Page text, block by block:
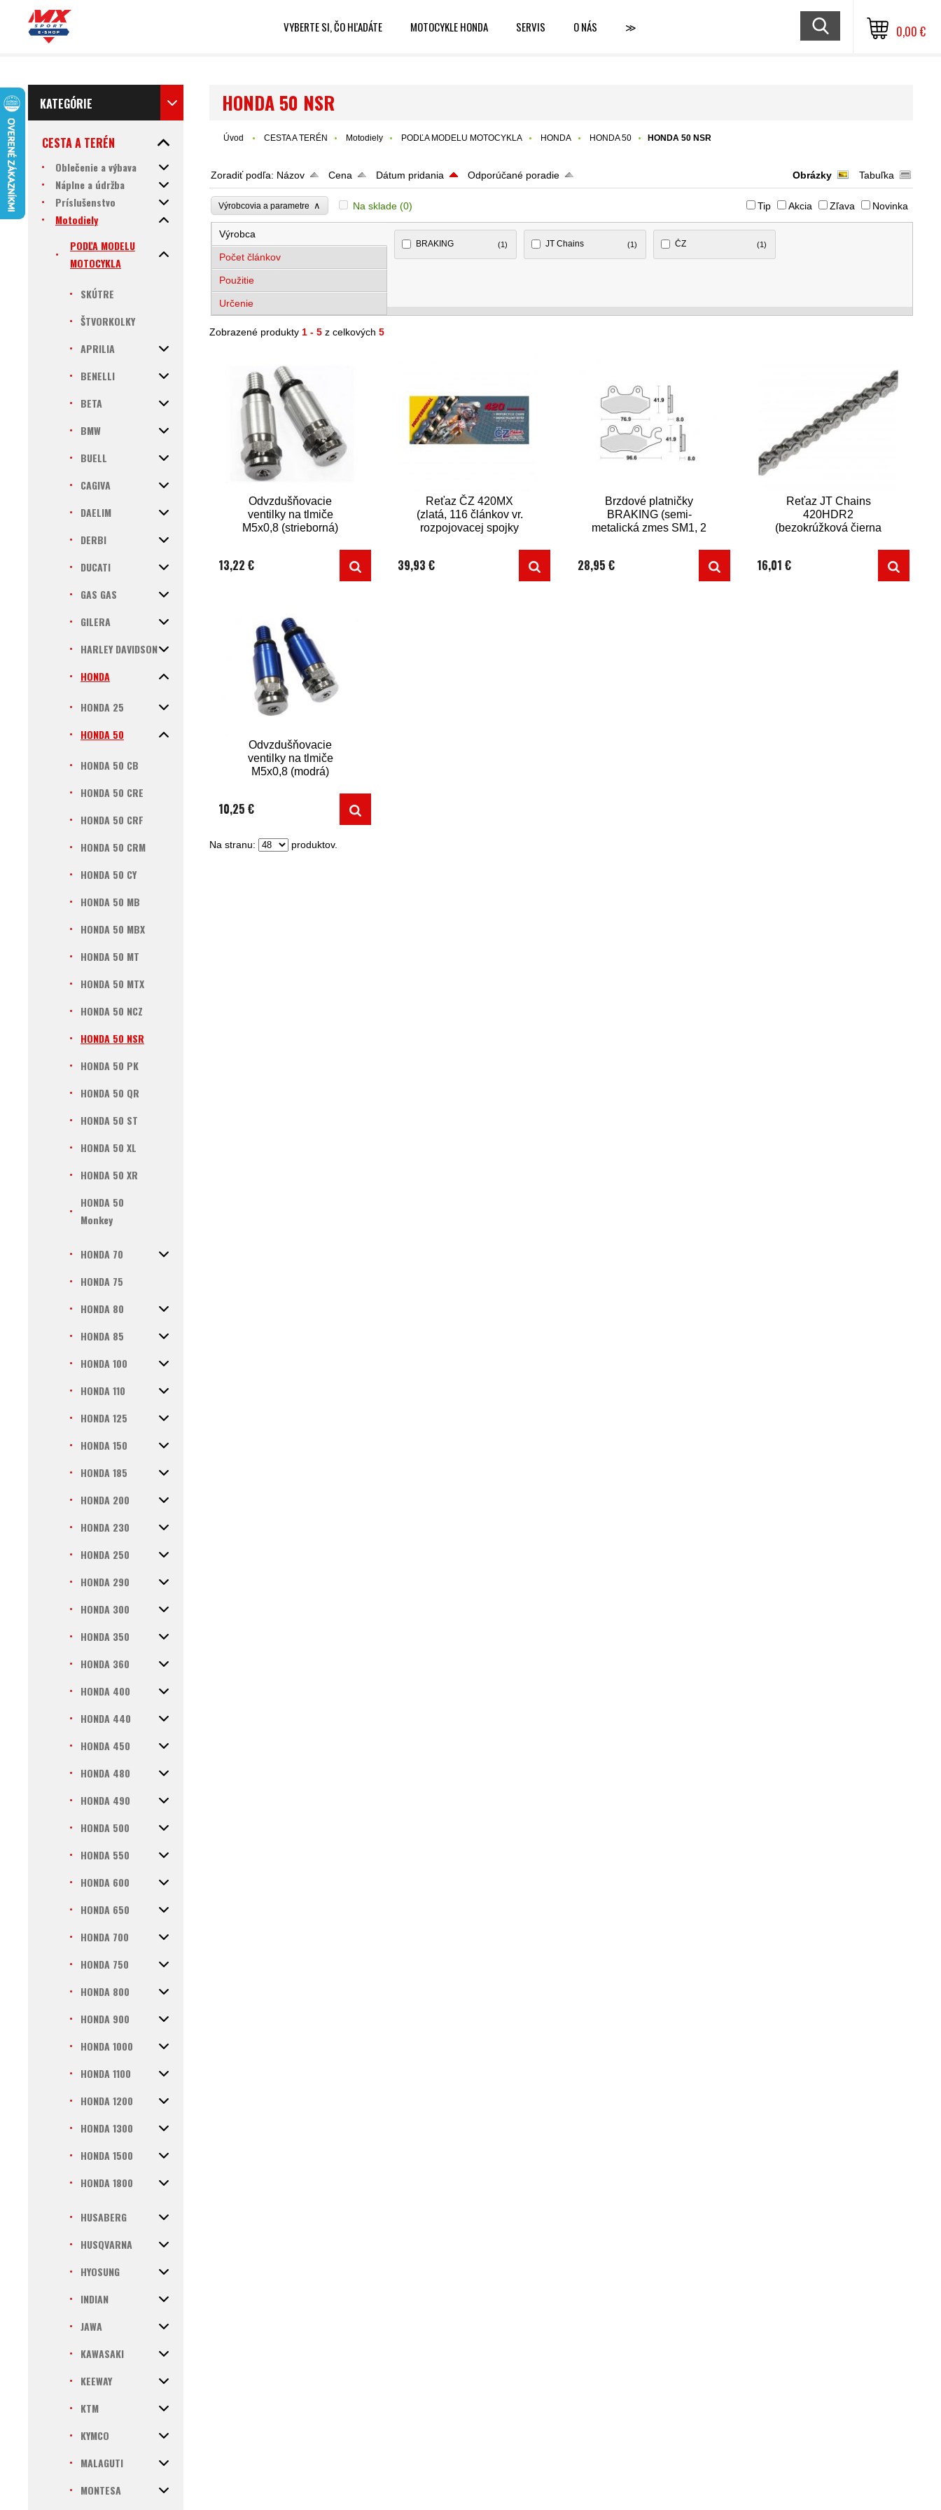
VYBERTE SI, ČO HĽADÁTE MOTOCYKLE HONDA SERVIS O NÁS ≫ 0,00 €
KATEGÓRIE
CESTA A TERÉN
Oblečenie a výbava
Náplne a údržba
Príslušenstvo
Motodiely
PODĽA MODELU
MOTOCYKLA
SKÚTRE
ŠTVORKOLKY
APRILIA
BENELLI
BETA
BMW
BUELL
CAGIVA
DAELIM
DERBI
DUCATI
GAS GAS
GILERA
HARLEY DAVIDSON
HONDA
HONDA 25
HONDA 50
HONDA 50 CB
HONDA 50 CRE
HONDA 50 CRF
HONDA 50 CRM
HONDA 50 CY
HONDA 50 MB
HONDA 50 MBX
HONDA 50 MT
HONDA 50 MTX
HONDA 50 NCZ
HONDA 50 NSR
HONDA 50 PK
HONDA 50 QR
HONDA 50 ST
HONDA 50 XL
HONDA 50 XR
HONDA 50
Monkey
HONDA 70
HONDA 75
HONDA 80
HONDA 85
HONDA 100
HONDA 110
HONDA 125
HONDA 150
HONDA 185
HONDA 200
HONDA 230
HONDA 250
HONDA 290
HONDA 300
HONDA 350
HONDA 360
HONDA 400
HONDA 440
HONDA 450
HONDA 480
HONDA 490
HONDA 500
HONDA 550
HONDA 600
HONDA 650
HONDA 700
HONDA 750
HONDA 800
HONDA 900
HONDA 1000
HONDA 1100
HONDA 1200
HONDA 1300
HONDA 1500
HONDA 1800
HUSABERG
HUSQVARNA
HYOSUNG
INDIAN
JAWA
KAWASAKI
KEEWAY
KTM
KYMCO
MALAGUTI
MONTESA
HONDA 50 NSR
Úvod CESTA A TERÉN Motodiely PODĽA MODELU MOTOCYKLA HONDA HONDA 50 HONDA 50 NSR
Zoradiť podľa: Názov Cena Dátum pridania Odporúčané poradie Obrázky Tabuľka
Výrobcovia a parametre ∧ Na sklade (0) Tip Akcia Zľava Novinka
Výrobca
Počet článkov
Použitie
Určenie
BRAKING (1) JT Chains (1) ČZ (1)
Zobrazené produkty 1 - 5 z celkových5
Odvzdušňovacie
ventilky na tlmiče
M5x0,8 (strieborná)
13,22 €
Reťaz ČZ 420MX
(zlatá, 116 článkov vr.
rozpojovacej spojky
39,93 €
Brzdové platničky
BRAKING (semi-
metalická zmes SM1, 2
28,95 €
Reťaz JT Chains
420HDR2
(bezokrúžková čierna
16,01 €
Odvzdušňovacie
ventilky na tlmiče
M5x0,8 (modrá)
10,25 €
Na stranu: produktov.